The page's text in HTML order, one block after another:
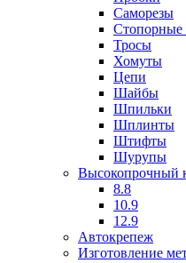
Саморезы
Стопорные
Тросы
Хомуты
Цепи
Шайбы
Шпильки
Шплинты
Штифты
Шурупы
Высокопрочный
8.8
10.9
12.9
Автокрепеж
Изготовление